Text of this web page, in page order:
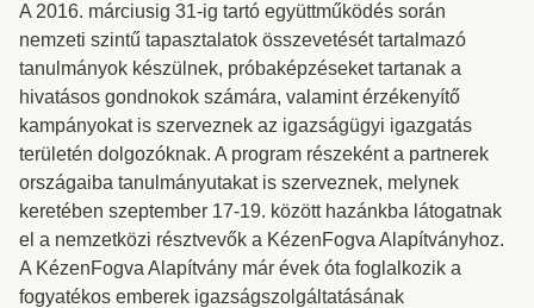
A 2016. márciusig 31-ig tartó együttműködés során
nemzeti szintű tapasztalatok összevetését tartalmazó
tanulmányok készülnek, próbaképzéseket tartanak a
hivatásos gondnokok számára, valamint érzékenyítő
kampányokat is szerveznek az igazságügyi igazgatás
területén dolgozóknak. A program részeként a partnerek
országaiba tanulmányutakat is szerveznek, melynek
keretében szeptember 17-19. között hazánkba látogatnak
el a nemzetközi résztvevők a KézenFogva Alapítványhoz.
A KézenFogva Alapítvány már évek óta foglalkozik a
fogyatékos emberek igazságszolgáltatásának